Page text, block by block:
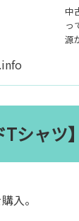
中
っ
源
Tシャ
入。